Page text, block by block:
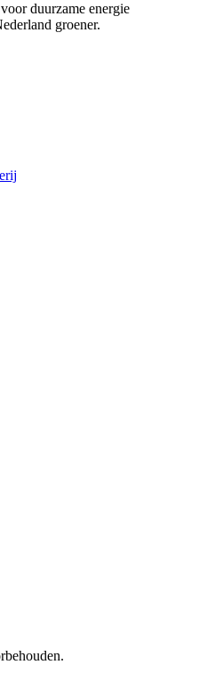
duurzame energie
groener.